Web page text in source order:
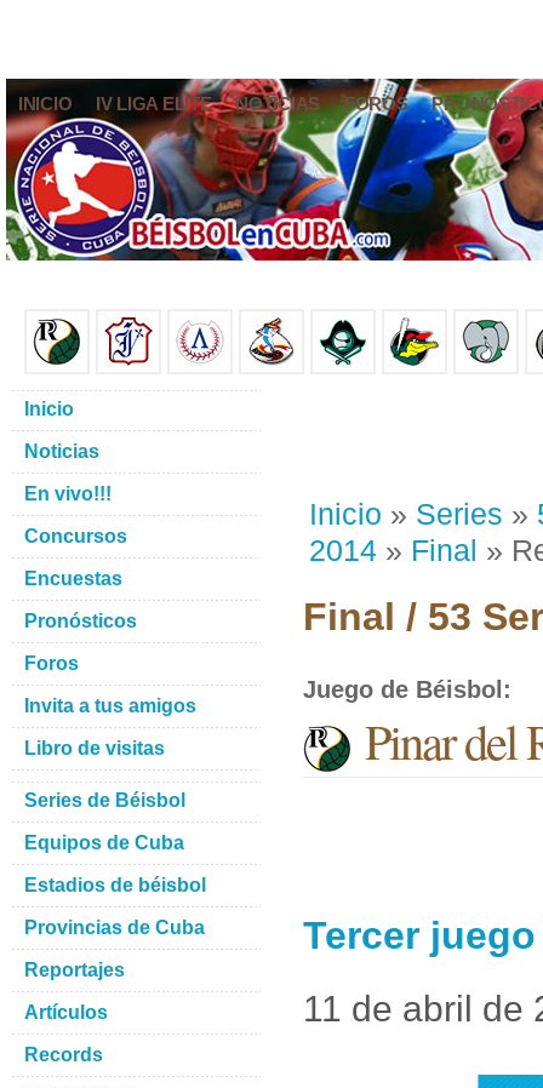
INICIO IV LIGA ELITE NOTICIAS FOROS
Inicio » Series »
2014 » Final »
Final / 53
Juego de Béisbol :
Pinar del
Tercer
11 de abril de
Inicio
Noticias
En vivo!!!
Concursos
Encuestas
Pronósticos
Foros
Invita a tus amigos
Libro de visitas
Series de Béisbol
Equipos de Cuba
Estadios de béisbol
Provincias de Cuba
Reportajes
Artículos
Records